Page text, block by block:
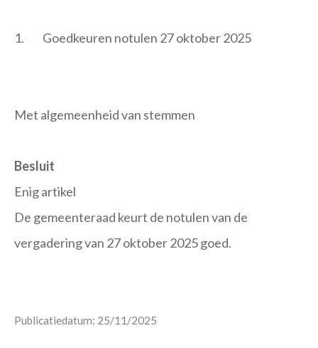
1. Goedkeuren notulen 27 oktober 2025
Met algemeenheid van stemmen
Besluit
Enig artikel
De gemeenteraad keurt de notulen van de
vergadering van 27 oktober 2025 goed.
Publicatiedatum: 25/11/2025